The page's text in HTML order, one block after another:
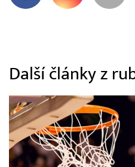
Další články z